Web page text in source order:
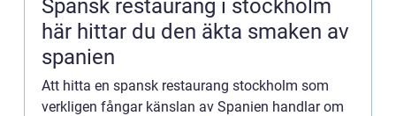
Spansk restaurang i stockholm
här hittar du den äkta smaken av
spanien
Att hitta en spansk restaurang stockholm som
verkligen fångar känslan av Spanien handlar om